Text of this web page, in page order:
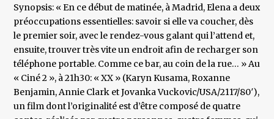
Synopsis: « En ce début de matinée, à Madrid, Elena a deux
préoccupations essentielles: savoir si elle va coucher, dès
le premier soir, avec le rendez-vous galant qui l’attend et,
ensuite, trouver très vite un endroit afin de recharger son
téléphone portable. Comme ce bar, au coin de la rue… » Au
« Ciné 2 », à 21h30: « XX » (Karyn Kusama, Roxanne
Benjamin, Annie Clark et Jovanka Vuckovic/USA/2117/80′),
un film dont l’originalité est d’être composé de quatre